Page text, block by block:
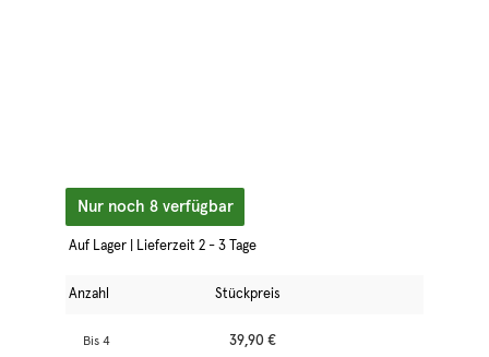
Nur noch 8 verfügbar
Auf Lager | Lieferzeit 2 - 3 Tage
Anzahl Stückpreis
Bis 4 39,90 €